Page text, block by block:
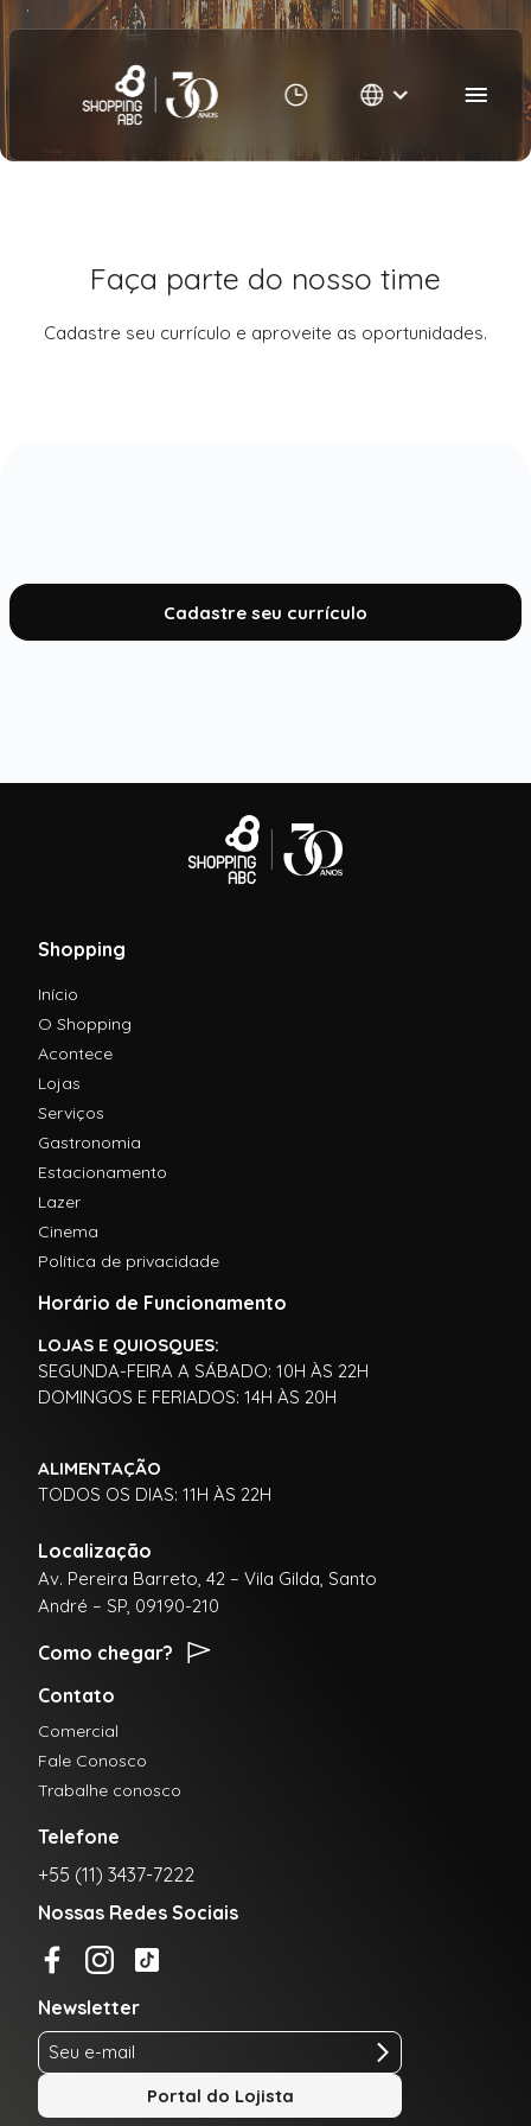
Trabalhe Conosco | Shopping
Faça parte do nosso time
Cadastre seu currículo e aproveite as oportunidades.
Cadastre seu currículo
Shopping
Início
O Shopping
Acontece
Lojas
Serviços
Gastronomia
Estacionamento
Lazer
Cinema
Política de privacidade
Horário de Funcionamento
LOJAS E QUIOSQUES:
SEGUNDA-FEIRA A SÁBADO: 10H ÀS 22H
DOMINGOS E FERIADOS: 14H ÀS 20H
ALIMENTAÇÃO
TODOS OS DIAS: 11H ÀS 22H
Localização
Av. Pereira Barreto, 42 – Vila Gilda, Santo
André – SP, 09190-210
Como chegar?
Contato
Comercial
Fale Conosco
Trabalhe conosco
Telefone
+55 (11) 3437-7222
Nossas Redes Sociais
Newsletter
Portal do Lojista